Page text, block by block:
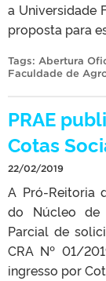
a Universidade
proposta para
Tags: Abertura
Faculdade de
PRAE
Cotas
22/02/2019
A Pró-Reitoria
do Núcleo de
Parcial de
CRA Nº 01/
ingresso por